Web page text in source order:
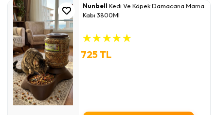
Nunbell Kedi Ve Köpek Damacana Mama
Kabı 3800Ml
★★★★★
725 TL